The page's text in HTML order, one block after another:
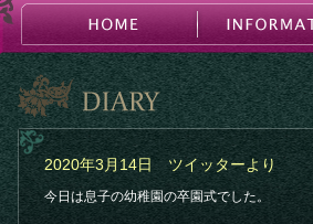
2020年3月14日 ツイッターより
今日は息子の幼稚園の卒園式でした。